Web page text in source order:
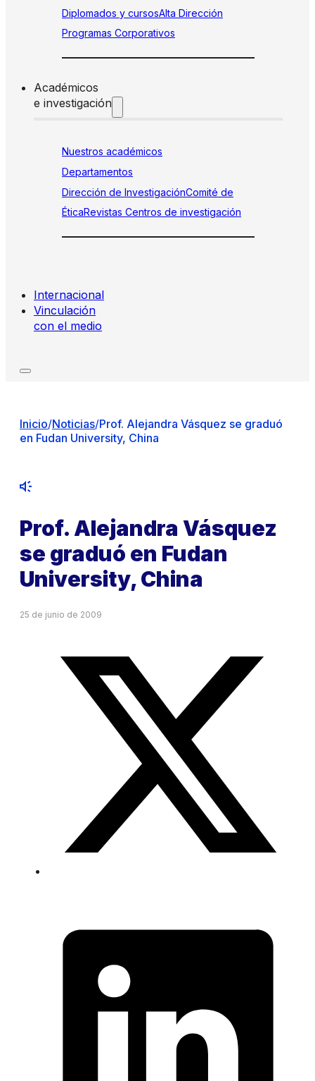
Diplomados y cursosAlta Dirección
Programas Corporativos
Académicos
e investigación
Nuestros académicos
Departamentos
Dirección de InvestigaciónComité de
ÉticaRevistas Centros de investigación
Internacional
Vinculación
con el medio
Inicio/Noticias/Prof. Alejandra Vásquez se graduó
en Fudan University, China
Prof. Alejandra Vásquez
se graduó en Fudan
University, China
25 de junio de 2009